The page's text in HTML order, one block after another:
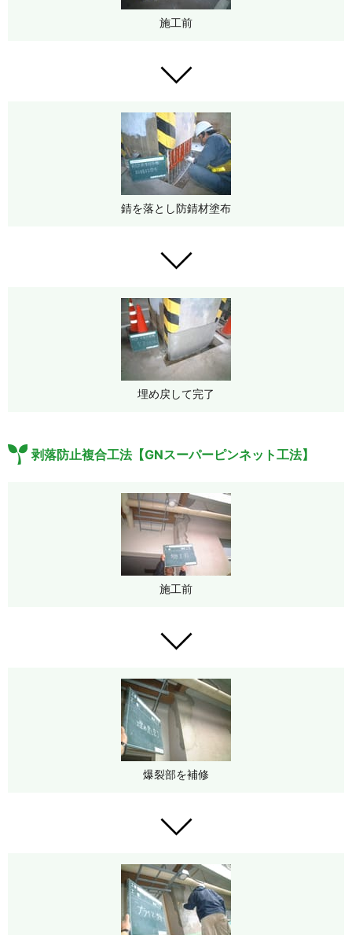
施工前
錆を落とし防錆材塗布
埋め戻して完了
剥落防止複合工法【GNスーパーピンネット工法】
施工前
爆裂部を補修